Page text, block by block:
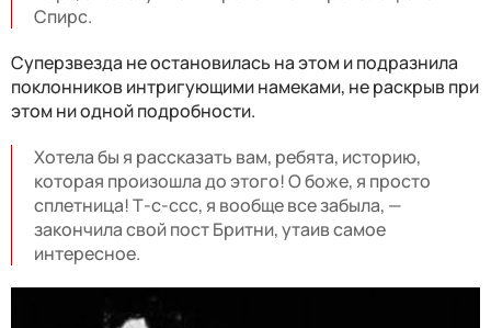
Спирс.
Суперзвезда не остановилась на этом и подразнила
поклонников интригующими намеками, не раскрыв при
этом ни одной подробности.
Хотела бы я рассказать вам, ребята, историю,
которая произошла до этого! О боже, я просто
сплетница! Т-с-ссс, я вообще все забыла, —
закончила свой пост Бритни, утаив самое
интересное.